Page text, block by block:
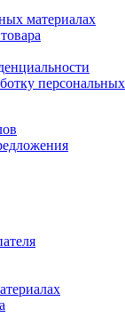
материалах